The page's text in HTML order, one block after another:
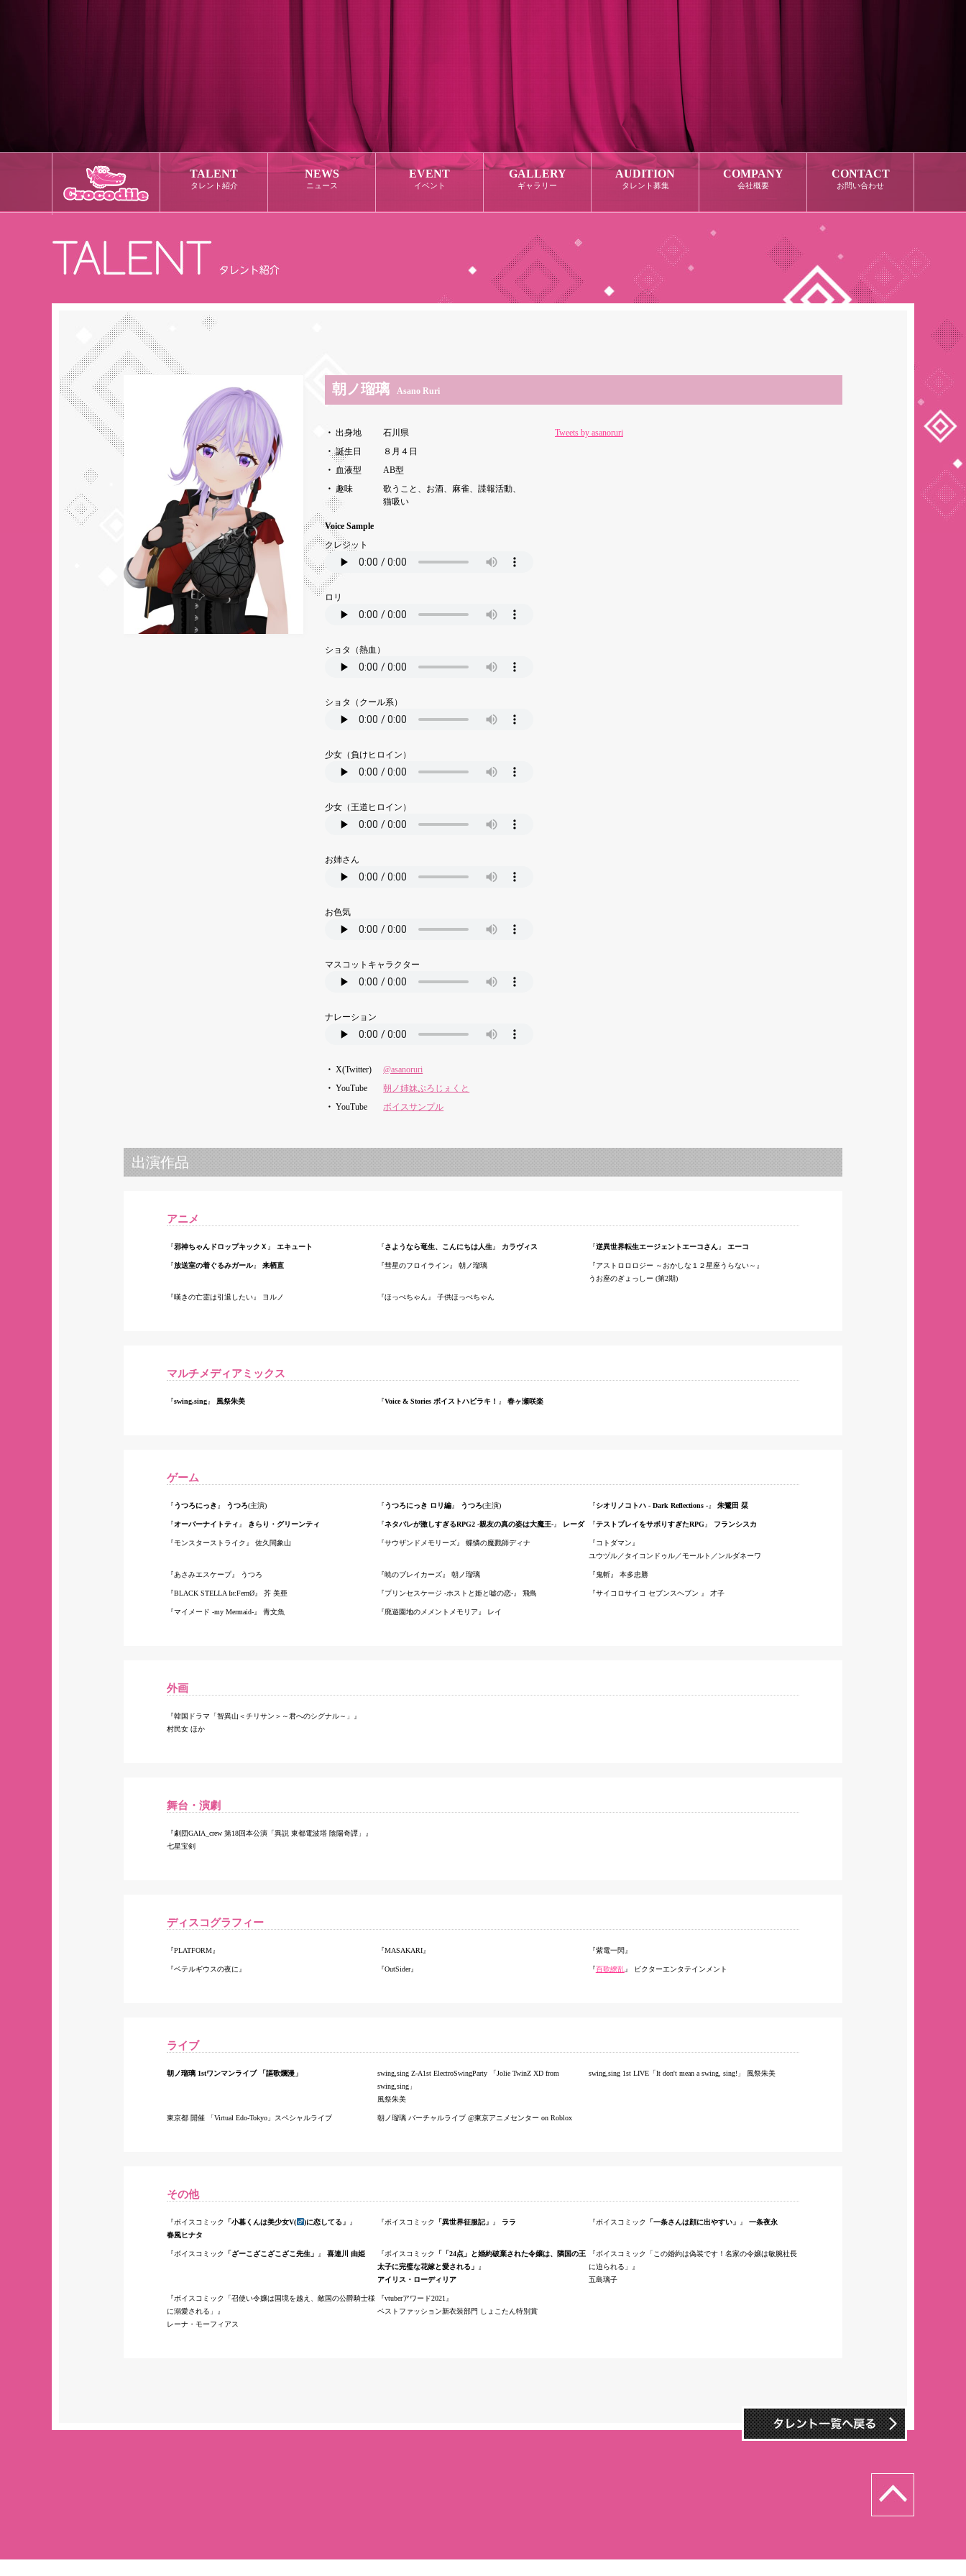
TALENT
タレント紹介
NEWS
ニュース
EVENT
イベント
GALLERY
ギャラリー
AUDITION
タレント募集
COMPANY
会社概要
CONTACT
お問い合わせ
朝ノ瑠璃 Asano Ruri
出身地
石川県
誕生日
８月４日
血液型
AB型
趣味
歌うこと、お酒、麻雀、諜報活動、
猫吸い
Voice Sample
クレジット
ロリ
ショタ（熱血）
ショタ（クール系）
少女（負けヒロイン）
少女（王道ヒロイン）
お姉さん
お色気
マスコットキャラクター
ナレーション
X(Twitter)
@asanoruri
YouTube
朝ノ姉妹ぷろじぇくと
YouTube
ボイスサンプル
Tweets by asanoruri
出演作品
アニメ
邪神ちゃんドロップキックＸ エキュート さようなら竜生、こんにちは人生 カラヴィス 逆異世界転生エージェントエーコさん エーコ
放送室の着ぐるみガール 来栖直 彗星のフロイライン 朝ノ瑠璃
アストロロロジー ～おかしな１２星座うらない～
うお座のぎょっしー (第2期)
嘆きの亡霊は引退したい ヨルノ ほっぺちゃん 子供ほっぺちゃん
マルチメディアミックス
swing,sing 風祭朱美 Voice & Stories ボイストハピラキ！ 春ヶ瀬咲楽
ゲーム
うつろにっき うつろ(主演) うつろにっき ロリ編 うつろ(主演) シオリノコトハ - Dark Reflections - 朱鷺田 栞
オーバーナイトティ きらり・グリーンティ ネタバレが激しすぎるRPG2 -親友の真の姿は大魔王- レーダ テストプレイをサボりすぎたRPG フランシスカ
モンスターストライク 佐久間象山 サウザンドメモリーズ 蝶憐の魔戮師ディナ
コトダマン
ユウヅル／タイコンドゥル／モールト／ンルダネーワ
あさみエスケープ うつろ 暁のブレイカーズ 朝ノ瑠璃 鬼斬 本多忠勝
BLACK STELLA Iи:FernØ 芥 美亜 プリンセスケージ -ホストと姫と嘘の恋- 飛鳥 サイコロサイコ セブンスヘブン 才子
マイメード -my Mermaid- 青文魚 廃遊園地のメメントメモリア レイ
外画
韓国ドラマ「智異山＜チリサン＞～君へのシグナル～」
村民女 ほか
舞台・演劇
劇団GAIA_crew 第18回本公演「異説 東都電波塔 陰陽奇譚」
七星宝剣
ディスコグラフィー
PLATFORM MASAKARI 紫電一閃
ベテルギウスの夜に OutSider 百歌繚乱 ビクターエンタテインメント
ライブ
朝ノ瑠璃 1stワンマンライブ 「謳歌爛漫」
swing,sing Z-A1st ElectroSwingParty 「Jolie TwinZ XD from
swing,sing」
風祭朱美
swing,sing 1st LIVE「It don't mean a swing, sing!」 風祭朱美
東京都 開催 「Virtual Edo-Tokyo」スペシャルライブ 朝ノ瑠璃 バーチャルライブ @東京アニメセンター on Roblox
その他
ボイスコミック 「小暮くんは美少女V(
)に恋してる」
春風ヒナタ
ボイスコミック 「異世界征服記」 ララ ボイスコミック 「一条さんは顔に出やすい」 一条夜永
ボイスコミック 「ざーこざこざこざこ先生」 喜連川 由姫 ボイスコミック
「「24点」と婚約破棄された令嬢は、隣国の王
太子に完璧な花嫁と愛される」
アイリス・ローディリア
ボイスコミック「この婚約は偽装です！名家の令嬢は敏腕社長
に迫られる」
五島璃子
ボイスコミック「召使い令嬢は国境を越え、敵国の公爵騎士様
に溺愛される」
レーナ・モーフィアス
vtuberアワード2021
ベストファッション新衣装部門 しょこたん特別賞